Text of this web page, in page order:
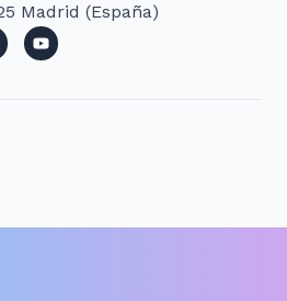
Madrid (España)